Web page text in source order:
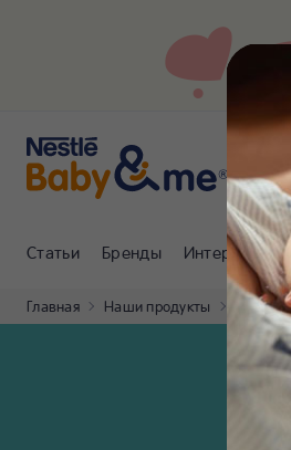
Статьи Бренды Интернет-
Главная Наши продукты 155